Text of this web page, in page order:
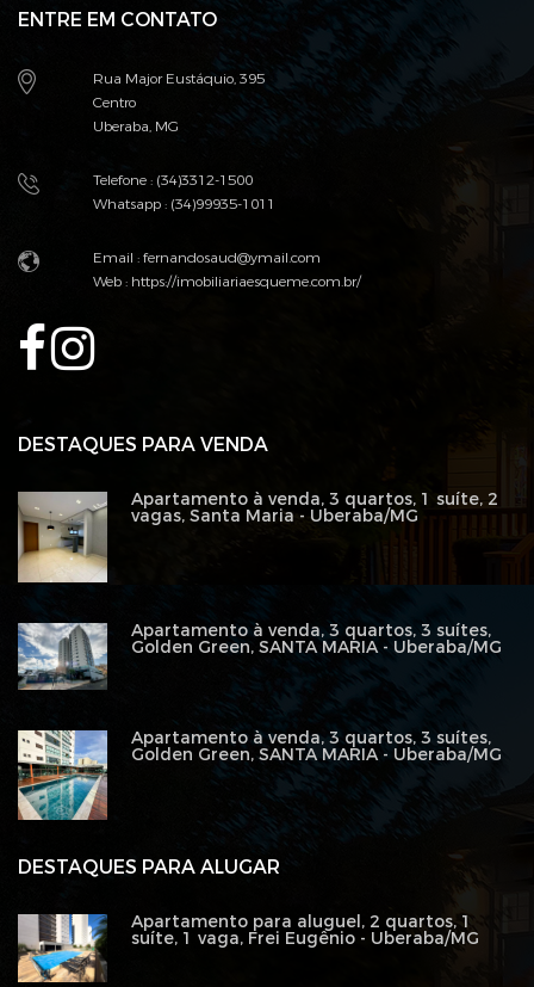
ENTRE EM CONTATO
Rua Major Eustáquio, 395
Centro
Uberaba, MG
Telefone : (34)3312-1500
Whatsapp : (34)99935-1011
Email : fernandosaud@ymail.com
Web :https://imobiliariaesqueme.com.br/
DESTAQUES PARA ALUGAR
Apartamento para aluguel, 2 quartos, 1
suíte, 1 vaga, Frei Eugênio - Uberaba/MG
DESTAQUES PARA VENDA
Apartamento à venda, 3 quartos, 1 suíte, 2
vagas, Santa Maria - Uberaba/MG
Apartamento à venda, 3 quartos, 3 suítes,
Golden Green, SANTA MARIA - Uberaba/MG
Apartamento à venda, 3 quartos, 3 suítes,
Golden Green, SANTA MARIA - Uberaba/MG